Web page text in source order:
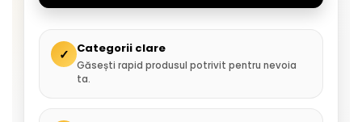
✓ Categorii clare
Găsești rapid produsul potrivit pentru nevoia
ta.